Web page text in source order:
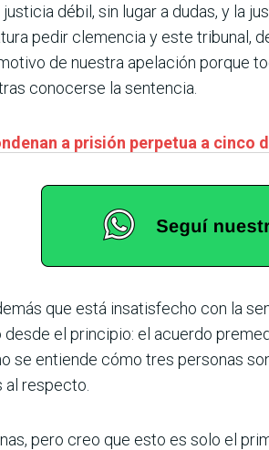
justicia débil, sin lugar a dudas, y la
pedir clemencia y este tribunal,
de nuestra apelación porque
conocerse la sentencia.
a prisión perpetua a cinco
que está insatisfecho con la
el principio: el acuerdo
se entiende cómo tres personas
respecto.
pero creo que esto es solo el